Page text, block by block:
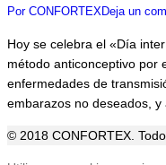
Por CONFORTEX Deja un
Hoy se celebra el «Día
método anticonceptivo por
enfermedades de
embarazos no deseados,
© 2018 CONFORTEX.